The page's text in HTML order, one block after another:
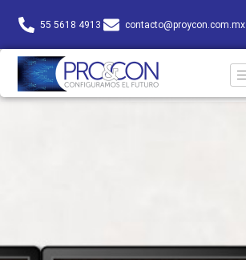
55 5618 4913 contacto@proycon.com.mx